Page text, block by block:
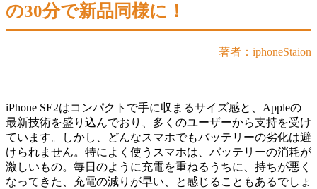
の30分で新品同様に！
著者：iphoneStaion
iPhone SE2はコンパクトで手に収まるサイズ感と、Appleの
最新技術を盛り込んでおり、多くのユーザーから支持を受け
ています。しかし、どんなスマホでもバッテリーの劣化は避
けられません。特によく使うスマホは、バッテリーの消耗が
激しいもの。毎日のように充電を重ねるうちに、持ちが悪く
なってきた、充電の減りが早い、と感じることもあるでしょ